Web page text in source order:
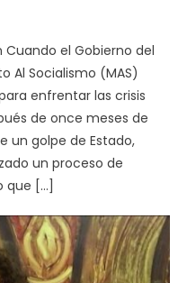
Cuando el Gobierno del
Al Socialismo (MAS)
enfrentar las crisis
de once meses de
un golpe de Estado,
un proceso de
que […]